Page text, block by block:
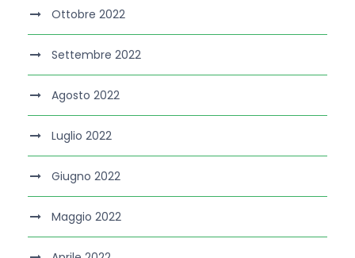
Ottobre 2022
Settembre 2022
Agosto 2022
Luglio 2022
Giugno 2022
Maggio 2022